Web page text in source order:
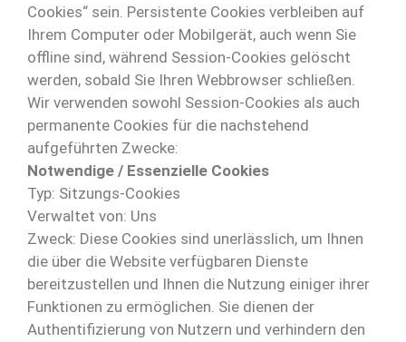
Cookies“ sein. Persistente Cookies verbleiben auf
Ihrem Computer oder Mobilgerät, auch wenn Sie
offline sind, während Session-Cookies gelöscht
werden, sobald Sie Ihren Webbrowser schließen.
Wir verwenden sowohl Session-Cookies als auch
permanente Cookies für die nachstehend
aufgeführten Zwecke:
Notwendige / Essenzielle Cookies
Typ: Sitzungs-Cookies
Verwaltet von: Uns
Zweck: Diese Cookies sind unerlässlich, um Ihnen
die über die Website verfügbaren Dienste
bereitzustellen und Ihnen die Nutzung einiger ihrer
Funktionen zu ermöglichen. Sie dienen der
Authentifizierung von Nutzern und verhindern den